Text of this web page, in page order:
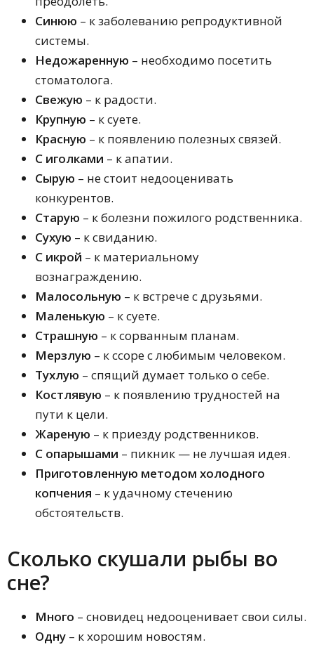
Синюю – к заболеванию репродуктивной
системы.
Недожаренную – необходимо посетить
стоматолога.
Свежую – к радости.
Крупную – к суете.
Красную – к появлению полезных связей.
С иголками – к апатии.
Сырую – не стоит недооценивать
конкурентов.
Старую – к болезни пожилого родственника.
Сухую – к свиданию.
С икрой – к материальному
вознаграждению.
Малосольную – к встрече с друзьями.
Маленькую – к суете.
Страшную – к сорванным планам.
Мерзлую – к ссоре с любимым человеком.
Тухлую – спящий думает только о себе.
Костлявую – к появлению трудностей на
пути к цели.
Жареную – к приезду родственников.
С опарышами – пикник — не лучшая идея.
Приготовленную методом холодного
копчения – к удачному стечению
обстоятельств.
Сколько скушали рыбы во
сне?
Много – сновидец недооценивает свои силы.
Одну – к хорошим новостям.